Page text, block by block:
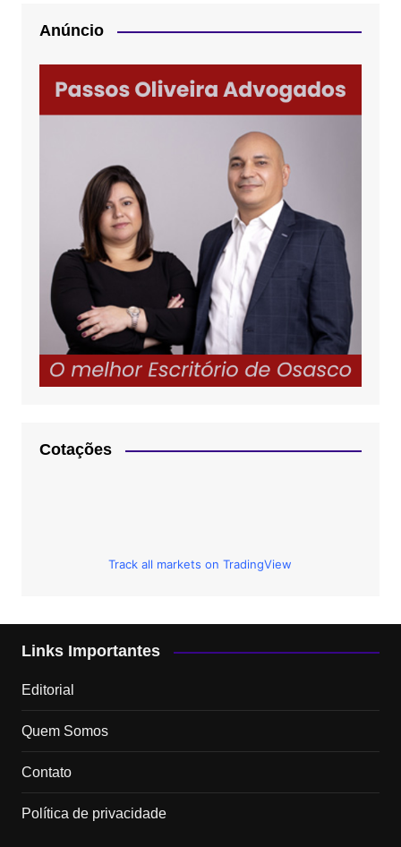
Anúncio
Cotações
Track all markets on TradingView
Links Importantes
Editorial
Quem Somos
Contato
Política de privacidade